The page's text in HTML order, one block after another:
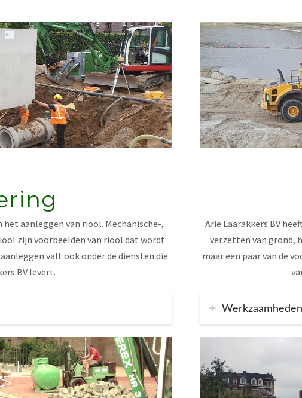
het aanleggen van riool. Mechanische-,
zijn voorbeelden van riool dat wordt
valt ook onder de diensten die
BV levert.
Arie Laarakkers BV
verzetten van grond,
maar een paar van de
Werkzaamheden